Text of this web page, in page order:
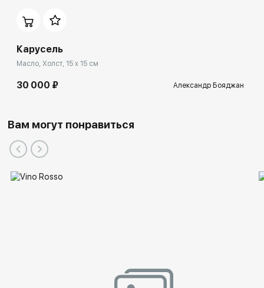
Карусель
Масло, Холст, 15 x 15 см
30 000 ₽ Александр Бояджан
Вам могут понравиться